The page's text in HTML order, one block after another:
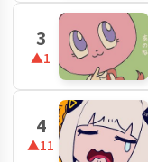
3
▲1
4
▲11